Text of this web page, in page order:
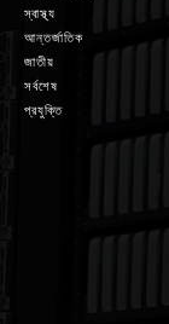
স্বাস্থ্য
আন্তর্জাতিক
জাতীয়
সর্বশেষ
প্রযুক্তি